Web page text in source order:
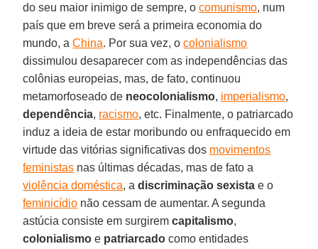
do seu maior inimigo de sempre, ocomunismo, num
país que em breve será a primeira economia do
mundo, aChina. Por sua vez, ocolonialismo
dissimulou desaparecer com as independências das
colônias europeias, mas, de fato, continuou
metamorfoseado de neocolonialismo, imperialismo,
dependência, racismo, etc. Finalmente, o patriarcado
induz a ideia de estar moribundo ou enfraquecido em
virtude das vitórias significativas dos movimentos
feministas nas últimas décadas, mas de fato a
violência doméstica, adiscriminação sexista e o
feminicídio não cessam de aumentar. A segunda
astúcia consiste em surgiremcapitalismo,
colonialismo e patriarcado como entidades